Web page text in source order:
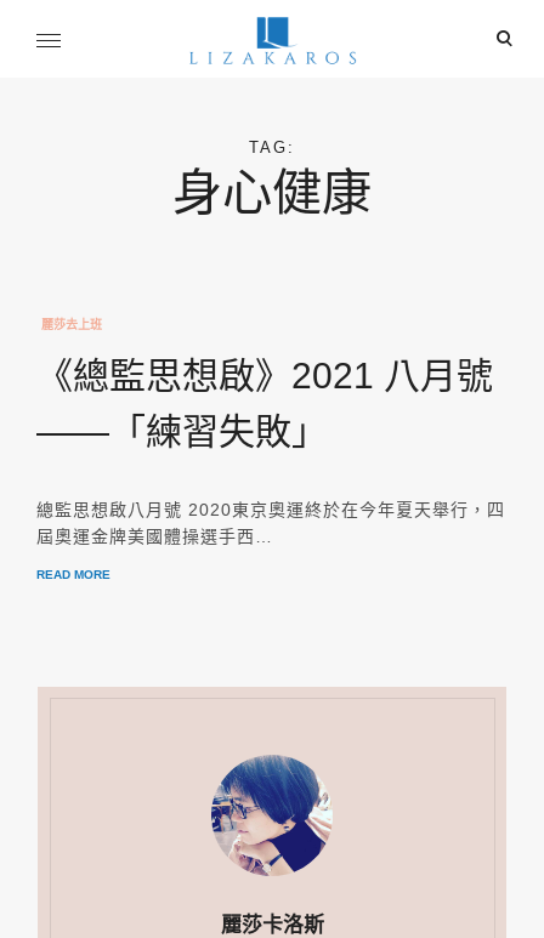
open
TAG:
身心健康
麗莎去上班
《總監思想啟》2021 八月號
——「練習失敗」
總監思想啟八月號 2020東京奧運終於在今年夏天舉行，四
屆奧運金牌美國體操選手西…
READ MORE
麗莎卡洛斯